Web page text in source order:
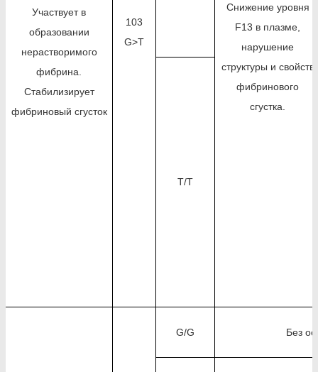
Участвует в
образовании
нерастворимого
фибрина.
Стабилизирует
фибриновый сгусток
103
G>T
Снижение уровня
F13 в плазме,
нарушение
структуры и свойств
фибринового
сгустка.
T/T
G/G Без